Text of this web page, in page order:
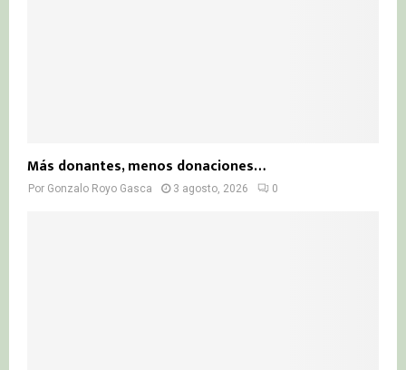
Más donantes, menos donaciones…
Por Gonzalo Royo Gasca 3 agosto, 2026 0